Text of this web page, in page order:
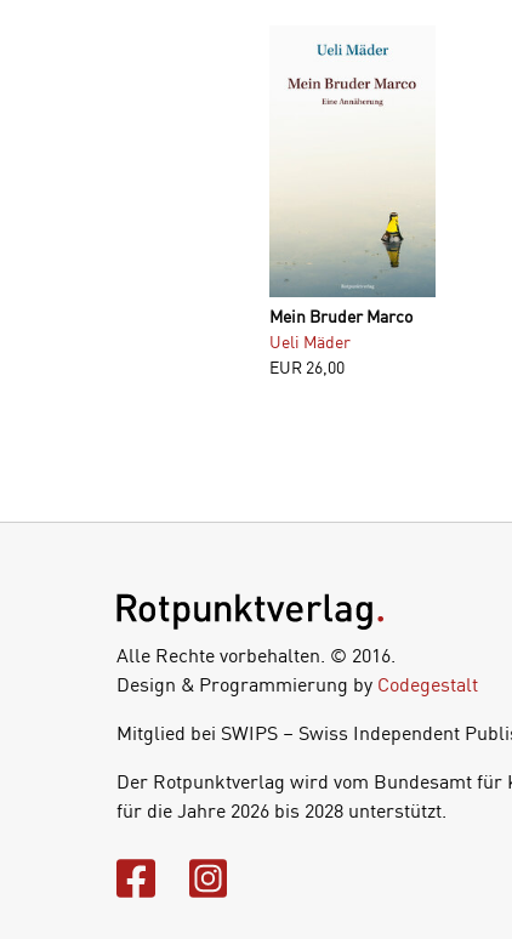
Mein Bruder Marco
Ueli Mäder
EUR 26,00
Alle Rechte vorbehalten. © 2016.
Design & Programmierung by Codegestalt
Mitglied bei SWIPS – Swiss Independent
Der Rotpunktverlag wird vom Bundesamt
für die Jahre 2026 bis 2028 unterstützt.